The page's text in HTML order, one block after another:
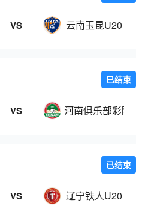
VS 云南玉昆U20
VS 河南俱乐部彩陶坊
已结束
VS 辽宁铁人U20
已结束